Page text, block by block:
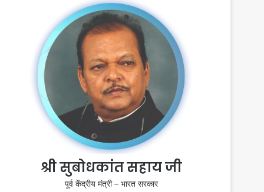
श्री सुबोधकांत सहाय जी
पूर्व केंद्रीय मंत्री – भारत सरकार